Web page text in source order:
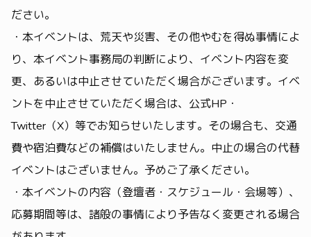
ださい。
・本イベントは、荒天や災害、その他やむを得ぬ事情によ
り、本イベント事務局の判断により、イベント内容を変
更、あるいは中止させていただく場合がございます。イベ
ントを中止させていただく場合は、公式HP・
Twitter（X）等でお知らせいたします。その場合も、交通
費や宿泊費などの補償はいたしません。中止の場合の代替
イベントはございません。予めご了承ください。
・本イベントの内容（登壇者・スケジュール・会場等）、
応募期間等は、諸般の事情により予告なく変更される場合